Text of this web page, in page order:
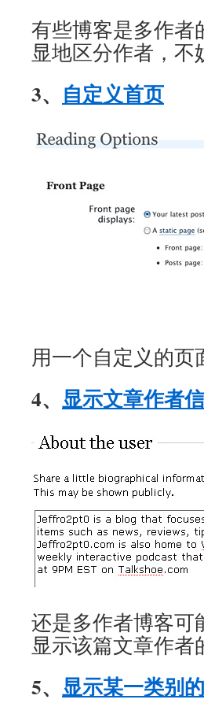
有些博客是多作者
显地区分作者，
3、 自定义首页
用一个自定义的页
4、 显示文章作者
还是多作者博客可
显示该篇文章作者
5、 显示某一类别